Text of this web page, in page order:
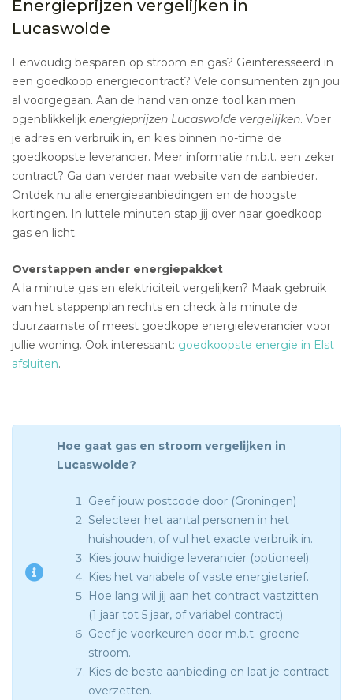
Energieprijzen vergelijken in
Lucaswolde
Eenvoudig besparen op stroom en gas? Geïnteresseerd in
een goedkoop energiecontract? Vele consumenten zijn jou
al voorgegaan. Aan de hand van onze tool kan men
ogenblikkelijk energieprijzen Lucaswolde vergelijken. Voer
je adres en verbruik in, en kies binnen no-time de
goedkoopste leverancier. Meer informatie m.b.t. een zeker
contract? Ga dan verder naar website van de aanbieder.
Ontdek nu alle energieaanbiedingen en de hoogste
kortingen. In luttele minuten stap jij over naar goedkoop
gas en licht.
Overstappen ander energiepakket
A la minute gas en elektriciteit vergelijken? Maak gebruik
van het stappenplan rechts en check à la minute de
duurzaamste of meest goedkope energieleverancier voor
jullie woning. Ook interessant: goedkoopste energie in Elst
afsluiten.
Hoe gaat gas en stroom vergelijken in
Lucaswolde?
Geef jouw postcode door (Groningen)
Selecteer het aantal personen in het
huishouden, of vul het exacte verbruik in.
Kies jouw huidige leverancier (optioneel).
Kies het variabele of vaste energietarief.
Hoe lang wil jij aan het contract vastzitten
(1 jaar tot 5 jaar, of variabel contract).
Geef je voorkeuren door m.b.t. groene
stroom.
Kies de beste aanbieding en laat je contract
overzetten.